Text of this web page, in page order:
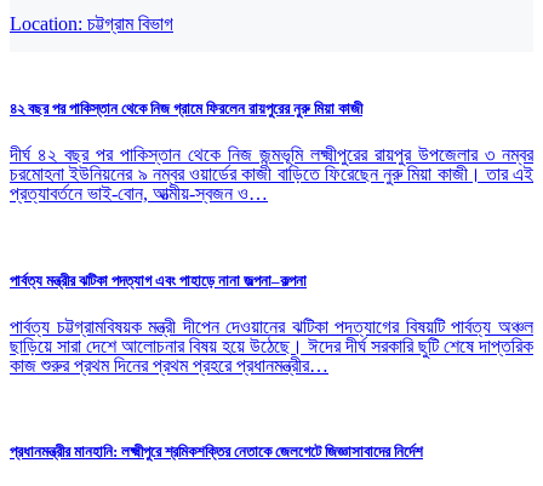
Location: চট্টগ্রাম বিভাগ
৪২ বছর পর পাকিস্তান থেকে নিজ গ্রামে ফিরলেন রায়পুরের নুরু মিয়া কাজী
দীর্ঘ ৪২ বছর পর পাকিস্তান থেকে নিজ জন্মভূমি লক্ষ্মীপুরের রায়পুর উপজেলার ৩ নম্বর
চরমোহনা ইউনিয়নের ৯ নম্বর ওয়ার্ডের কাজী বাড়িতে ফিরেছেন নুরু মিয়া কাজী। তার এই
প্রত্যাবর্তনে ভাই-বোন, আত্মীয়-স্বজন ও…
পার্বত্য মন্ত্রীর ঝটিকা পদত্যাগ এবং পাহাড়ে নানা জল্পনা–কল্পনা
পার্বত্য চট্টগ্রামবিষয়ক মন্ত্রী দীপেন দেওয়ানের ঝটিকা পদত্যাগের বিষয়টি পার্বত্য অঞ্চল
ছাড়িয়ে সারা দেশে আলোচনার বিষয় হয়ে উঠেছে। ঈদের দীর্ঘ সরকারি ছুটি শেষে দাপ্তরিক
কাজ শুরুর প্রথম দিনের প্রথম প্রহরে প্রধানমন্ত্রীর…
প্রধানমন্ত্রীর মানহানি: লক্ষ্মীপুরে শ্রমিকশক্তির নেতাকে জেলগেটে জিজ্ঞাসাবাদের নির্দেশ